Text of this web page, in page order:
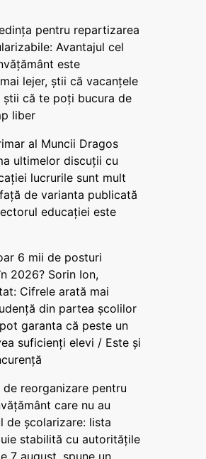
pentru repartizarea
Avantajul cel
este
lejer, știi că vacanțele
știi că te poți bucura de
liber
al Muncii Dragos
ultimelor discuții cu
lucrurile sunt mult
de varianta publicată
educației este
6 mii de posturi
2026? Sorin Ion,
Cifrele arată mai
din partea școlilor
garanta că peste un
suficienți elevi / Este și
reorganizare pentru
care nu au
de școlarizare: lista
stabilită cu autoritățile
7 august, spune un